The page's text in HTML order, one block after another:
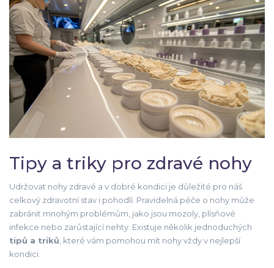
Tipy a triky pro zdravé nohy
Udržovat nohy zdravé a v dobré kondici je důležité pro náš
celkový zdravotní stav i pohodlí. Pravidelná péče o nohy může
zabránit mnohým problémům, jako jsou mozoly, plísňové
infekce nebo zarůstající nehty. Existuje několik jednoduchých
tipů a triků , které vám pomohou mít nohy vždy v nejlepší
kondici.